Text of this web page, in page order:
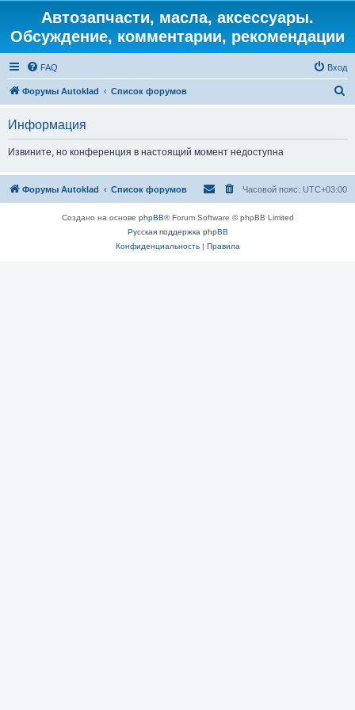
Автозапчасти, масла, аксессуары.
Обсуждение, комментарии, рекомендации
FAQ Вход
Форумы Autoklad Список форумов
Информация
Извините, но конференция в настоящий момент недоступна
Форумы Autoklad Список форумов Часовой пояс: UTC+03:00
Создано на основе phpBB® Forum Software © phpBB Limited
Русская поддержка phpBB
Конфиденциальность| Правила